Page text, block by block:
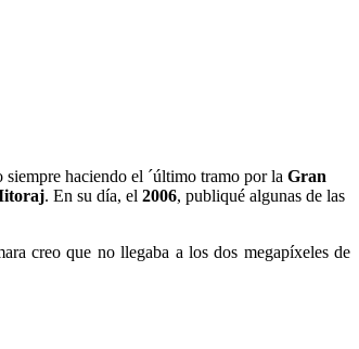
haciendo el ´último tramo por la Gran
. En su día, el 2006, publiqué algunas de las
creo que no llegaba a los dos megapíxeles de